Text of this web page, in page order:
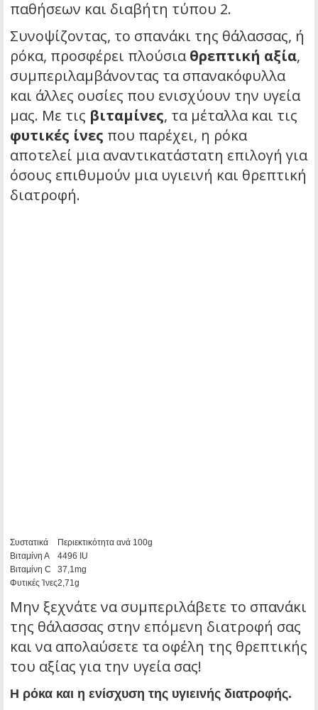
παθήσεων και διαβήτη τύπου 2.
Συνοψίζοντας, το σπανάκι της θάλασσας, ή
ρόκα, προσφέρει πλούσια θρεπτική αξία,
συμπεριλαμβάνοντας τα σπανακόφυλλα
και άλλες ουσίες που ενισχύουν την υγεία
μας. Με τις βιταμίνες, τα μέταλλα και τις
φυτικές ίνες που παρέχει, η ρόκα
αποτελεί μια αναντικατάστατη επιλογή για
όσους επιθυμούν μια υγιεινή και θρεπτική
διατροφή.
Συστατικά
Περιεκτικότητα ανά 100g
Βιταμίνη Α
4496 IU
Βιταμίνη C
37,1mg
Φυτικές Ίνες2,71g
Μην ξεχνάτε να συμπεριλάβετε το σπανάκι
της θάλασσας στην επόμενη διατροφή σας
και να απολαύσετε τα οφέλη της θρεπτικής
του αξίας για την υγεία σας!
Η ρόκα και η ενίσχυση της υγιεινής διατροφής.